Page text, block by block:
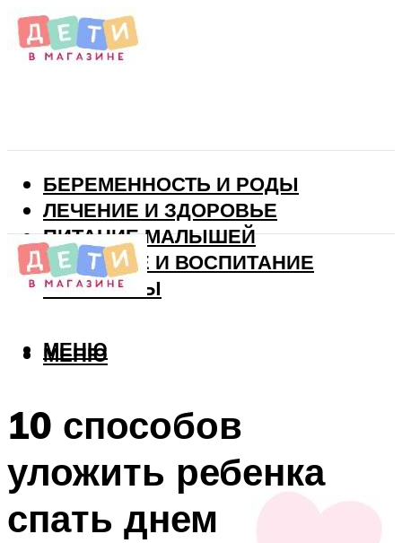
БЕРЕМЕННОСТЬ И РОДЫ
ЛЕЧЕНИЕ И ЗДОРОВЬЕ
ПИТАНИЕ МАЛЫШЕЙ
РАЗВИТИЕ И ВОСПИТАНИЕ
ВИТАМИНЫ
МЕНЮ
МЕНЮ
10 способов
уложить ребенка
спать днем